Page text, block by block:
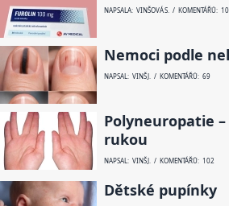
NAPSALA: VINŠOVÁ S. / KOMENTÁŘŮ:
Nemoci podle
NAPSAL: VINŠ J. / KOMENTÁŘŮ: 69
Polyneuropatie
rukou
NAPSAL: VINŠ J. / KOMENTÁŘŮ: 102
Dětské pupínky